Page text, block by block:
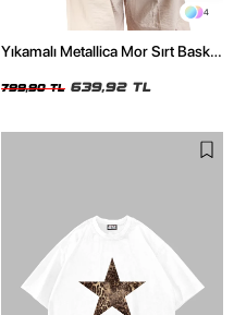
4
Yıkamalı Metallica Mor Sırt Baskılı
799,90 TL 639,92 TL